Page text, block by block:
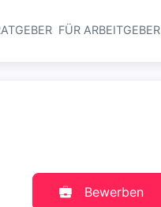
FÜR ARBEITGEBER
Bewerben